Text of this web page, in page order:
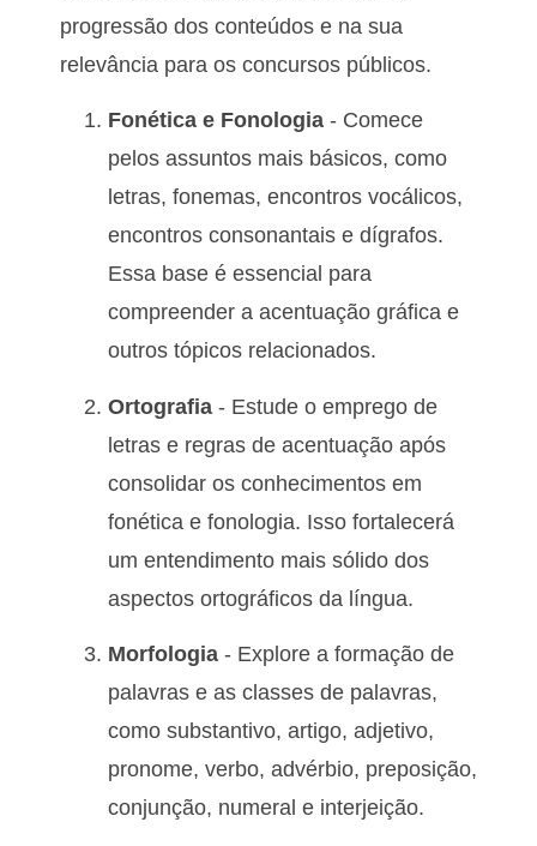
progressão dos conteúdos e na sua
relevância para os concursos públicos.
Fonética e Fonologia - Comece
pelos assuntos mais básicos, como
letras, fonemas, encontros vocálicos,
encontros consonantais e dígrafos.
Essa base é essencial para
compreender a acentuação gráfica e
outros tópicos relacionados.
Ortografia - Estude o emprego de
letras e regras de acentuação após
consolidar os conhecimentos em
fonética e fonologia. Isso fortalecerá
um entendimento mais sólido dos
aspectos ortográficos da língua.
Morfologia - Explore a formação de
palavras e as classes de palavras,
como substantivo, artigo, adjetivo,
pronome, verbo, advérbio, preposição,
conjunção, numeral e interjeição.